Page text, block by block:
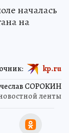
началась
на
СОРОКИН
ленты
kp.ru